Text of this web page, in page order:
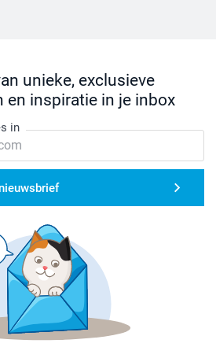
unieke, exclusieve
en inspiratie in je inbox
in